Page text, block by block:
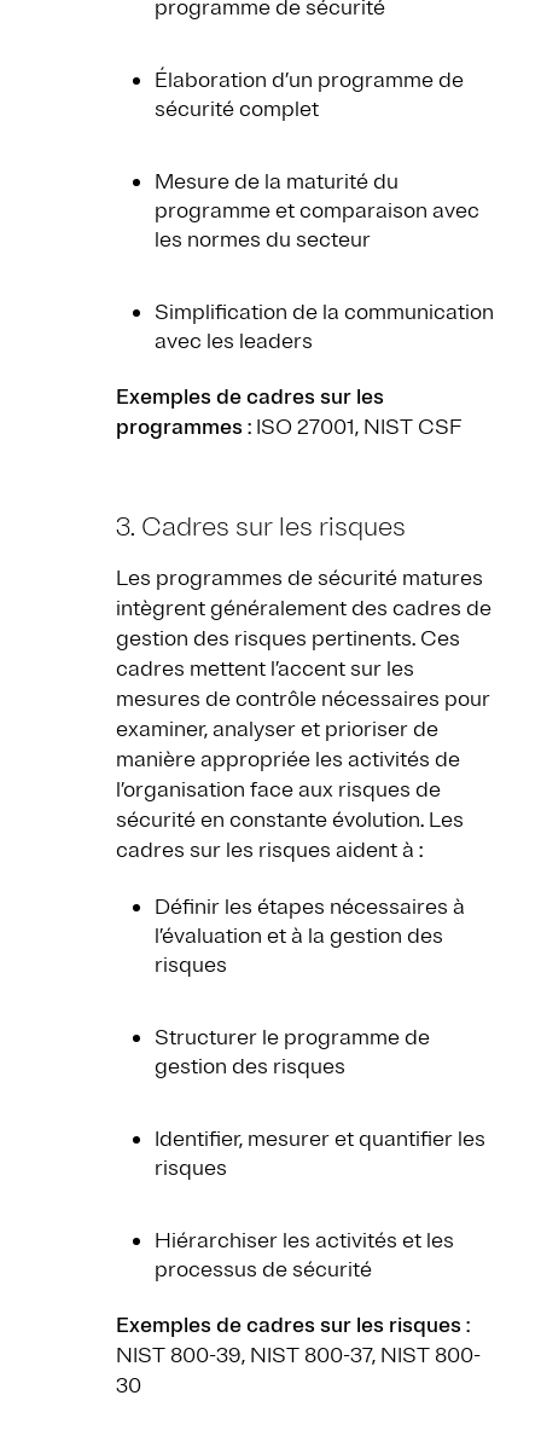
programme de sécurité
Élaboration d’un programme de
sécurité complet
Mesure de la maturité du
programme et comparaison avec
les normes du secteur
Simplification de la communication
avec les leaders
Exemples de cadres sur les
programmes: ISO 27001, NIST CSF
3. Cadres sur les risques
Les programmes de sécurité matures
intègrent généralement des cadres de
gestion des risques pertinents. Ces
cadres mettent l’accent sur les
mesures de contrôle nécessaires pour
examiner, analyser et prioriser de
manière appropriée les activités de
l’organisation face aux risques de
sécurité en constante évolution. Les
cadres sur les risques aident à :
Définir les étapes nécessaires à
l’évaluation et à la gestion des
risques
Structurer le programme de
gestion des risques
Identifier, mesurer et quantifier les
risques
Hiérarchiser les activités et les
processus de sécurité
Exemples de cadres sur les risques:
NIST 800-39, NIST 800-37, NIST 800-
30